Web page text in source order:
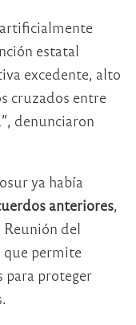
estatal
excedente, alto
cruzados entre
denunciaron
ya había
anteriores,
Reunión del
que permite
para proteger